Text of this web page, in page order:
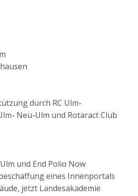
durch RC Ulm-
Neu-Ulm und Rotaract Club
und End Polio Now
eines Innenportals
jetzt Landesakademie